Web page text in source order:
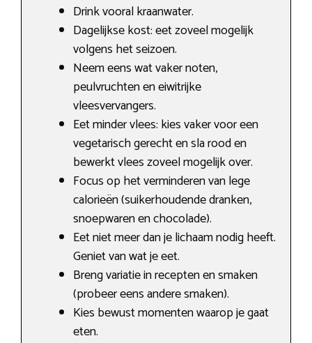
Drink vooral kraanwater.
Dagelijkse kost: eet zoveel mogelijk
volgens het seizoen.
Neem eens wat vaker noten,
peulvruchten en eiwitrijke
vleesvervangers.
Eet minder vlees: kies vaker voor een
vegetarisch gerecht en sla rood en
bewerkt vlees zoveel mogelijk over.
Focus op het verminderen van lege
calorieën (suikerhoudende dranken,
snoepwaren en chocolade).
Eet niet meer dan je lichaam nodig heeft.
Geniet van wat je eet.
Breng variatie in recepten en smaken
(probeer eens andere smaken).
Kies bewust momenten waarop je gaat
eten.